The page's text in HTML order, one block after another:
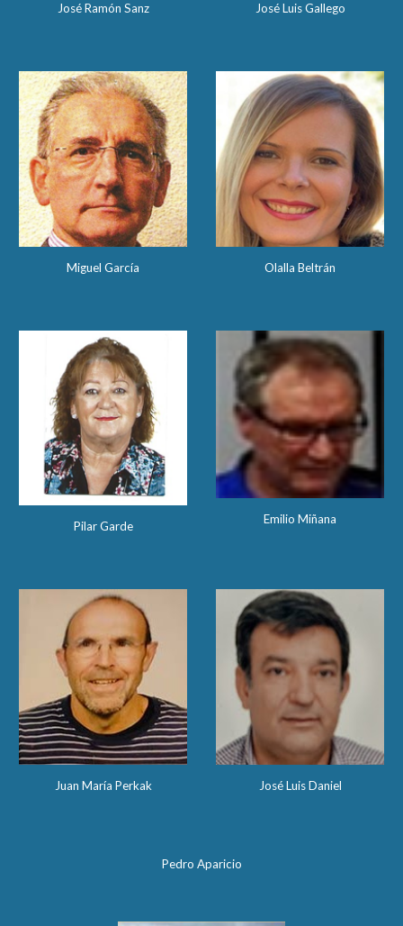
José Ramón Sanz José Luis Gallego
Miguel García Olalla Beltrán
Pilar Garde
Emilio Miñana
Juan María Perkak José Luis Daniel
Pedro Aparicio